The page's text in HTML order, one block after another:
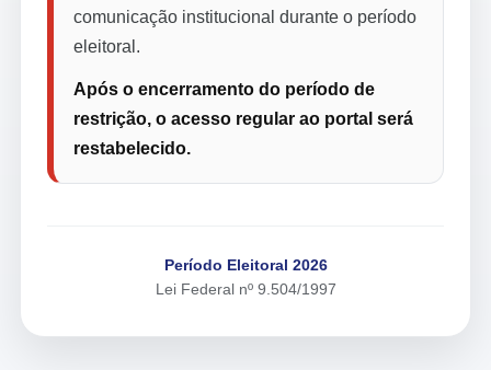
comunicação institucional durante o período
eleitoral.
Após o encerramento do período de
restrição, o acesso regular ao portal será
restabelecido.
Período Eleitoral 2026
Lei Federal nº 9.504/1997